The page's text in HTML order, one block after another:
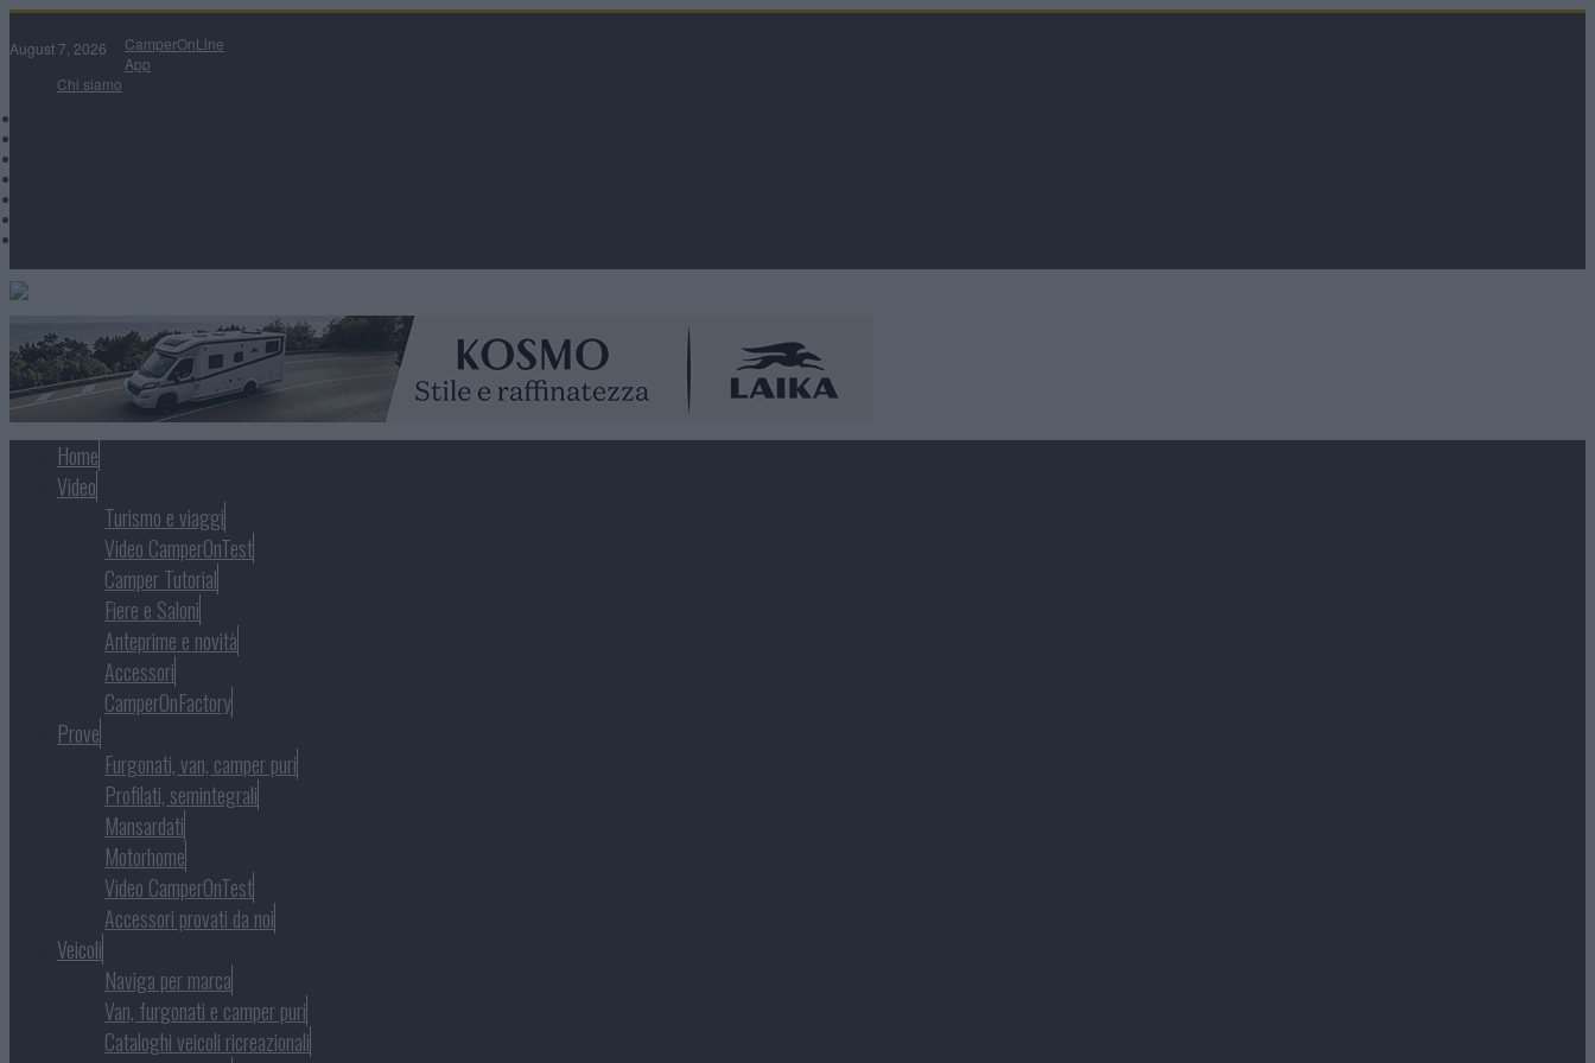
August 7, 2026
CamperOnLine
App
Chi siamo
Home
Video
Turismo e viaggi
Video CamperOnTest
Camper Tutorial
Fiere e Saloni
Anteprime e novità
Accessori
CamperOnFactory
Prove
Furgonati, van, camper puri
Profilati, semintegrali
Mansardati
Motorhome
Video CamperOnTest
Accessori provati da noi
Veicoli
Naviga per marca
Van, furgonati e camper puri
Cataloghi veicoli ricreazionali